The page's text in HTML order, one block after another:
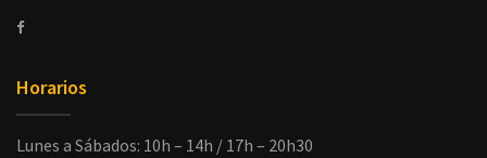
Horarios
Lunes a Sábados: 10h – 14h / 17h – 20h30